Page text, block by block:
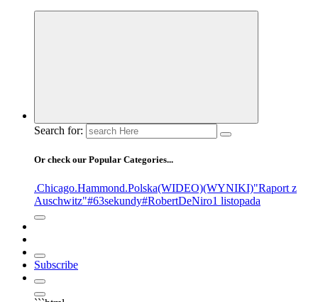
Search for:
Or check our Popular Categories...
.Chicago.Hammond.Polska(WIDEO)(WYNIKI)"Raport z
Auschwitz"#63sekundy#RobertDeNiro1 listopada
Subscribe